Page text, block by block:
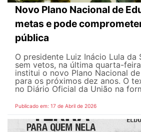
Novo Plano Nacional de
metas e pode
pública
O presidente Luiz Inácio Lula da
sem vetos, na última quarta-
institui o novo Plano Nacional
para os próximos dez anos. O
no Diário Oficial da União na
Publicado em: 17 de Abril de 2026